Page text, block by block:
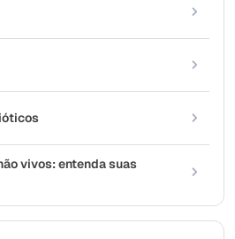
vivos: entenda suas